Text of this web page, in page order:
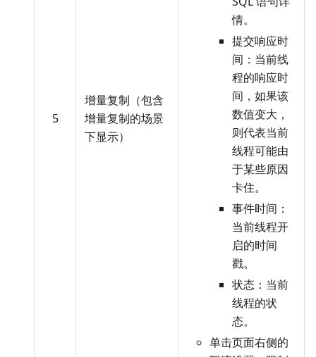
5
增量复制（包含
增量复制的场景
下显示）
情。
提交响应时
间：当前线
程的响应时
间，如果该
数值变大，
则代表当前
线程可能由
于某些原因
卡住。
事件时间：
当前线程开
启的时间
戳。
状态：当前
线程的状
态。
单击页面右侧的